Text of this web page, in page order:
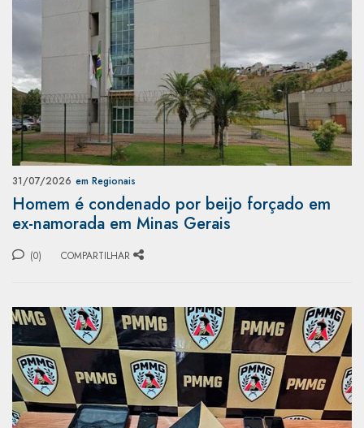
31/07/2026 em Regionais
Homem é condenado por beijo forçado em
ex-namorada em Minas Gerais
(0) COMPARTILHAR